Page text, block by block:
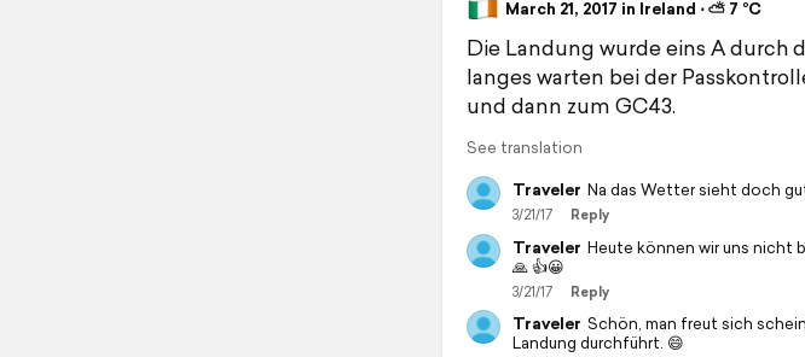
March 21, 2017 in Ireland ⋅ ⛅ 7 °C
Die Landung wurde eins A
langes warten bei der
und dann zum GC43.
See translation
Traveler Na das Wetter sieht doch
3/21/17 Reply
Traveler Heute können wir uns nicht
🙏 👍😀
3/21/17 Reply
Traveler Schön, man freut sich
Landung durchführt. 😄